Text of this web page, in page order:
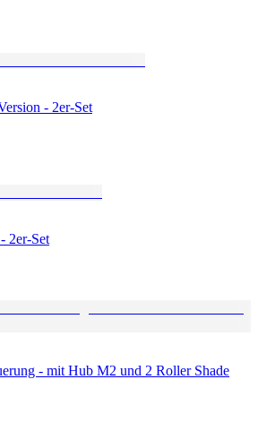
- 2er-Set
2er-Set
- mit Hub M2 und 2 Roller Shade